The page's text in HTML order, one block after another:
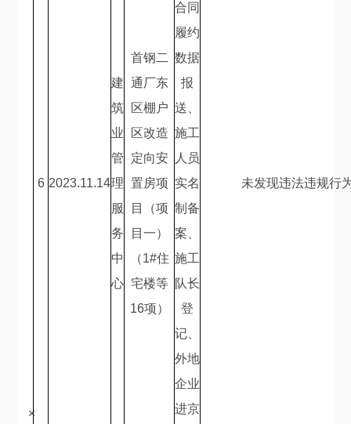
6 2023.11.14
建
筑
业
管
理
服
务
中
心
首钢二
通厂东
区棚户
区改造
定向安
置房项
目（项
目一）
（1#住
宅楼等
16项）
合同
履约
数据
报
送、
施工
人员
实名
制备
案、
施工
队长
登
记、
外地
企业
进京
未发现违法违规行
+